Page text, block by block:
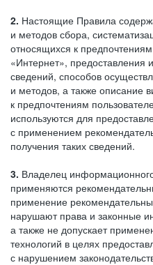
2. Настоящие Правила
и методов сбора,
относящихся к
«Интернет»,
сведений, способов
и методов, а также описание
к предпочтениям
используются для
с применением
получения таких сведений.
3. Владелец
применяются
применение
нарушают права и законные
а также не допускает
технологий в целях
с нарушением